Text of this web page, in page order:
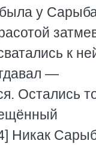
у
к
—
Остались
Никак